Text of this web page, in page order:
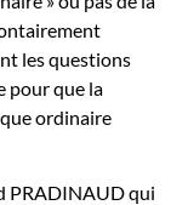
les questions
pour que la
ordinaire
PRADINAUD qui